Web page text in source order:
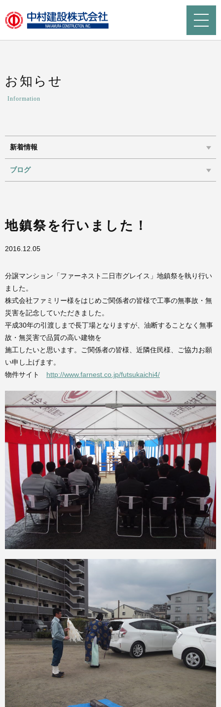
お知らせ
Information
新着情報
ブログ
地鎮祭を行いました！
2016.12.05
分譲マンション「ファーネスト二日市グレイス」地鎮祭を執り行い
ました。
株式会社ファミリー様をはじめご関係者の皆様で工事の無事故・無
災害を記念していただきました。
平成30年の引渡しまで長丁場となりますが、油断することなく無事
故・無災害で品質の高い建物を
施工したいと思います。ご関係者の皆様、近隣住民様、ご協力お願
い申し上げます。
物件サイト http://www.farnest.co.jp/futsukaichi4/